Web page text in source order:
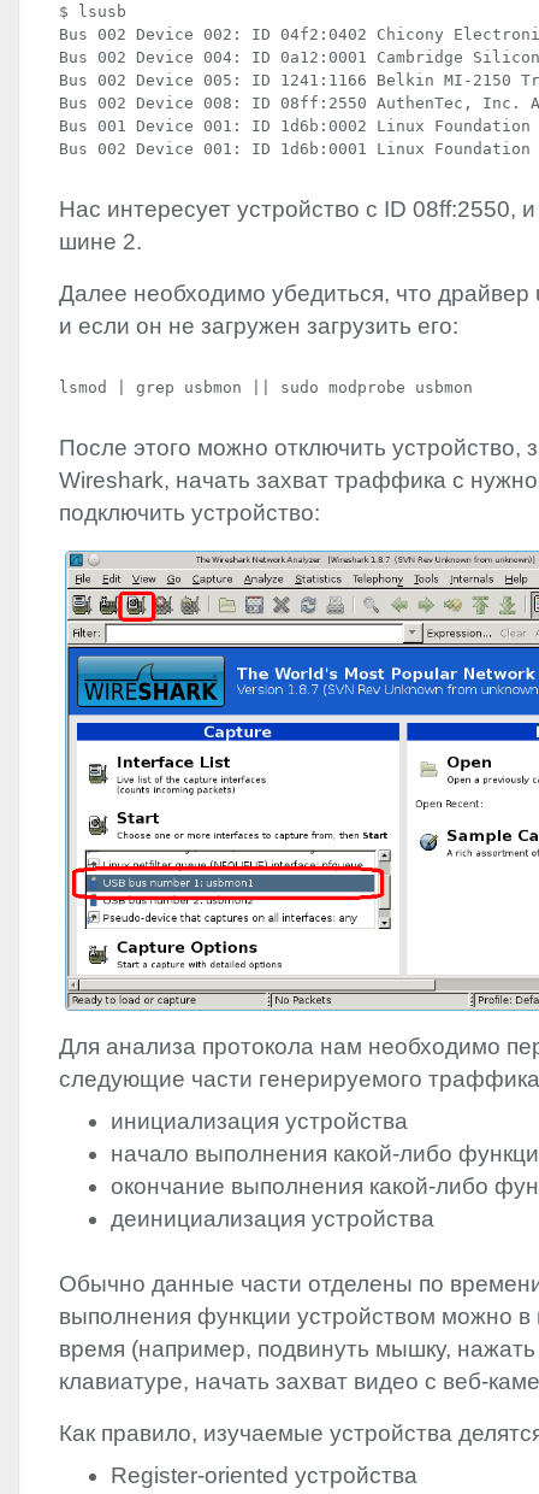
$ lsusb
Bus 002 Device 002: ID 04f2:0402 Chicony
Bus 002 Device 004: ID 0a12:0001 Cambridge
Bus 002 Device 005: ID 1241:1166 Belkin MI-2150
Bus 002 Device 008: ID 08ff:2550 AuthenTec, Inc.
Bus 001 Device 001: ID 1d6b:0002 Linux
Bus 002 Device 001: ID 1d6b:0001 Linux
Нас интересует устройство с ID 08ff:2550,
шине 2.
Далее необходимо убедиться, что драйвер
и если он не загружен загрузить его:
lsmod | grep usbmon || sudo modprobe usbmon
После этого можно отключить устройство,
Wireshark, начать захват траффика с
подключить устройство:
Для анализа протокола нам необходимо
следующие части генерируемого
инициализация устройства
начало выполнения какой-либо
окончание выполнения какой-либо
деинициализация устройства
Обычно данные части отделены по
выполнения функции устройством можно в
время (например, подвинуть мышку, нажать
клавиатуре, начать захват видео с веб-
Как правило, изучаемые устройства
Register-oriented устройства